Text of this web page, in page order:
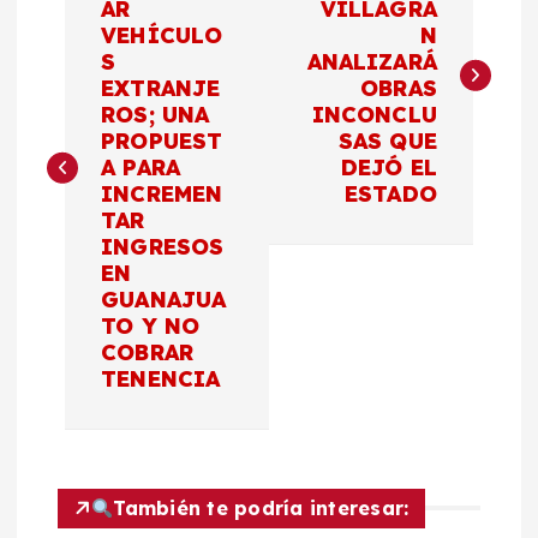
g
d
AR
VEHÍCULO
S
EXTRANJE
ROS; UNA
PROPUEST
A PARA
INCREMEN
TAR
INGRESOS
EN
GUANAJUA
TO Y NO
COBRAR
TENENCIA
VILLAGRÁ
N
ANALIZARÁ
OBRAS
INCONCLU
SAS QUE
DEJÓ EL
ESTADO
También te podría interesar: